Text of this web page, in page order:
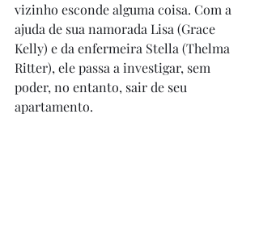
vizinho esconde alguma coisa. Com a
ajuda de sua namorada Lisa (Grace
Kelly) e da enfermeira Stella (Thelma
Ritter), ele passa a investigar, sem
poder, no entanto, sair de seu
apartamento.